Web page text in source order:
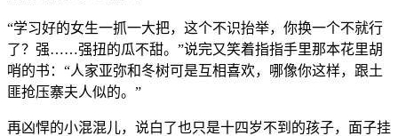
“学习好的女生一抓一大把，这个不识抬举，你换一个不就行
了？强……强扭的瓜不甜。”说完又笑着指指手里那本花里胡
哨的书：“人家亚弥和冬树可是互相喜欢，哪像你这样，跟土
匪抢压寨夫人似的。”
再凶悍的小混混儿，说白了也只是十四岁不到的孩子，面子挂